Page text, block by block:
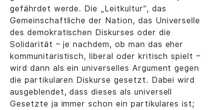
gefährdet werde. Die „Leitkultur“, das
Gemeinschaftliche der Nation, das Universelle
des demokratischen Diskurses oder die
Solidarität – je nachdem, ob man das eher
kommunitaristisch, liberal oder kritisch spielt –
wird dann als ein universelles Argument gegen
die partikularen Diskurse gesetzt. Dabei wird
ausgeblendet, dass dieses als universell
Gesetzte ja immer schon ein partikulares ist;